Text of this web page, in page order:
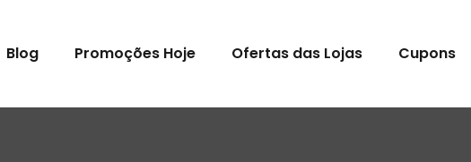
Blog Promoções Hoje Ofertas das Lojas Cupons